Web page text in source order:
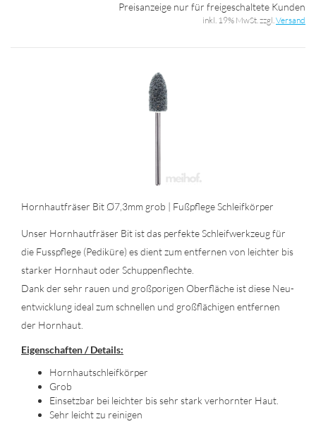
Preisanzeige nur für freigeschaltete Kunden
inkl. 19% MwSt. zzgl.Versand
Horn­haut­frä­ser Bit Ø7,3mm grob | Fuß­pfle­ge Schleif­kör­per
Unser Horn­haut­frä­ser Bit ist das per­fek­te Schleif­werk­zeug für
die Fuss­pfle­ge (Pe­di­kü­re) es dient zum ent­fer­nen von leich­ter bis
star­ker Horn­haut oder Schup­pen­flech­te.
Dank der sehr rauen und groß­po­ri­gen Ober­flä­che ist diese Neu­
ent­wick­lung ideal zum schnel­len und groß­flä­chi­gen ent­fer­nen
der Horn­haut.
Ei­gen­schaf­ten / De­tails:
Horn­hautschleif­kör­per
Grob
Ein­setz­bar bei leich­ter bis sehr stark ver­horn­ter Haut.
Sehr leicht zu rei­ni­gen